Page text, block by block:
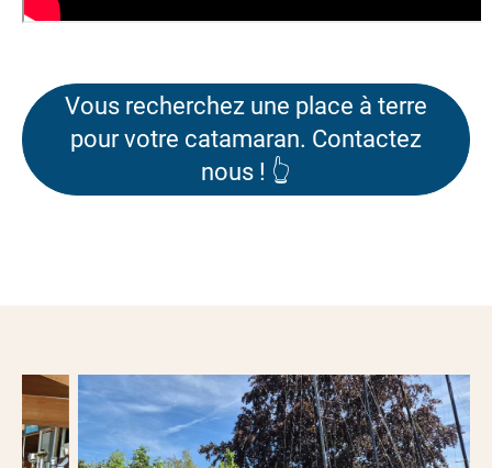
Vous recherchez une place à terre
pour votre catamaran. Contactez
nous ! 👆